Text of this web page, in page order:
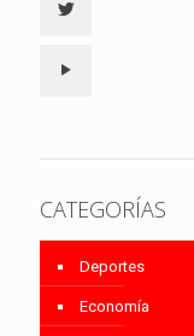
CATEGORÍAS
Deportes
Economía